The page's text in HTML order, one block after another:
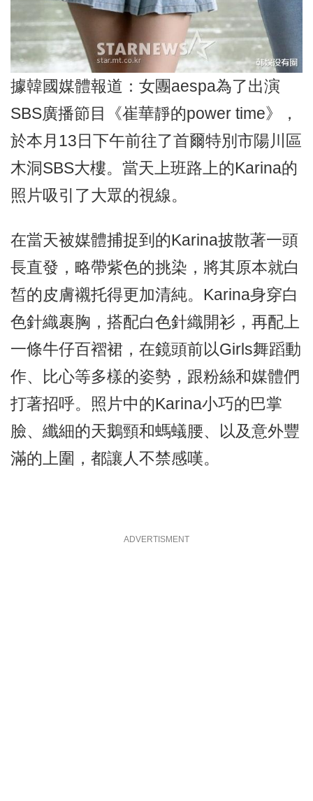
據韓國媒體報道：女團aespa為了出演
SBS廣播節目《崔華靜的power time》，
於本月13日下午前往了首爾特別市陽川區
木洞SBS大樓。當天上班路上的Karina的
照片吸引了大眾的視線。
在當天被媒體捕捉到的Karina披散著一頭
長直發，略帶紫色的挑染，將其原本就白
皙的皮膚襯托得更加清純。Karina身穿白
色針織裹胸，搭配白色針織開衫，再配上
一條牛仔百褶裙，在鏡頭前以Girls舞蹈動
作、比心等多樣的姿勢，跟粉絲和媒體們
打著招呼。照片中的Karina小巧的巴掌
臉、纖細的天鵝頸和螞蟻腰、以及意外豐
滿的上圍，都讓人不禁感嘆。
ADVERTISMENT